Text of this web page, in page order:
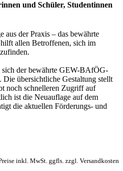
und Schüler, Studentinnen
aus der Praxis – das bewährte
allen Betroffenen, sich im
der bewährte GEW-BAfÖG-
übersichtliche Gestaltung stellt
noch schnelleren Zugriff auf
ist die Neuauflage auf dem
die aktuellen Förderungs- und
inkl. MwSt. ggfls. zzgl. Versandkosten